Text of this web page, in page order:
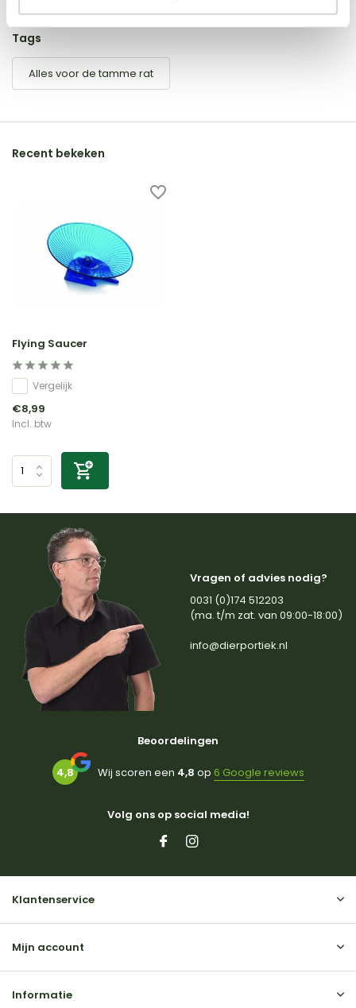
Tags
Alles voor de tamme rat
Recent bekeken
Flying Saucer
Vergelijk
€8,99
Incl. btw
Vragen of advies nodig?
0031 (0)174 512203
(ma. t/m zat. van 09:00-18:00)
info@dierportiek.nl
Beoordelingen
4,8 Wij scoren een 4,8 op 6 Google reviews
Volg ons op social media!
Klantenservice
Mijn account
Informatie